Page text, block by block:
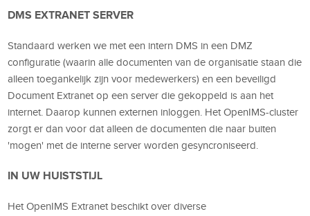
DMS EXTRANET SERVER
Standaard werken we met een intern DMS in een DMZ
configuratie (waarin alle documenten van de organisatie staan die
alleen toegankelijk zijn voor medewerkers) en een beveiligd
Document Extranet op een server die gekoppeld is aan het
internet. Daarop kunnen externen inloggen. Het OpenIMS-cluster
zorgt er dan voor dat alleen de documenten die naar buiten
'mogen' met de interne server worden gesyncroniseerd.
IN UW HUISTSTIJL
Het OpenIMS Extranet beschikt over diverse